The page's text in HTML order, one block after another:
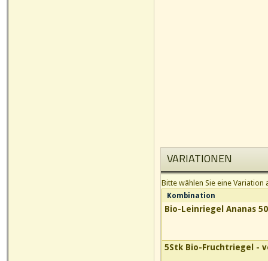
VARIATIONEN
Bitte wählen Sie eine Variation
Kombination
Bio-Leinriegel Ananas
5Stk Bio-Fruchtriegel -